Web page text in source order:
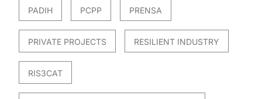
PADIH PCPP PRENSA
PRIVATE PROJECTS RESILIENT INDUSTRY
RIS3CAT